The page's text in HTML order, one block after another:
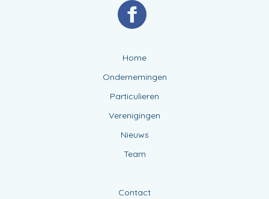
Home
Ondernemingen
Particulieren
Verenigingen
Nieuws
Team
Contact